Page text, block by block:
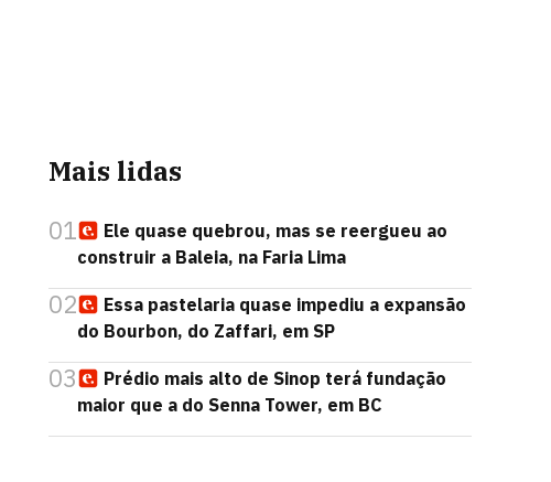
Mais lidas
01
Ele quase quebrou, mas se reergueu ao
construir a Baleia, na Faria Lima
02
Essa pastelaria quase impediu a expansão
do Bourbon, do Zaffari, em SP
03
Prédio mais alto de Sinop terá fundação
maior que a do Senna Tower, em BC